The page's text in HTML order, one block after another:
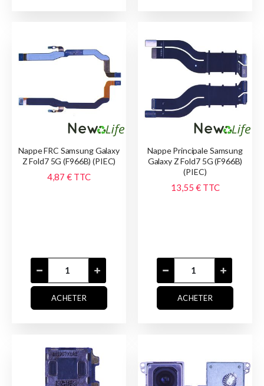
Nappe FRC Samsung Galaxy
Z Fold7 5G (F966B) (PIEC)
4,87 € TTC
ACHETER
Nappe Principale Samsung
Galaxy Z Fold7 5G (F966B)
(PIEC)
13,55 € TTC
ACHETER